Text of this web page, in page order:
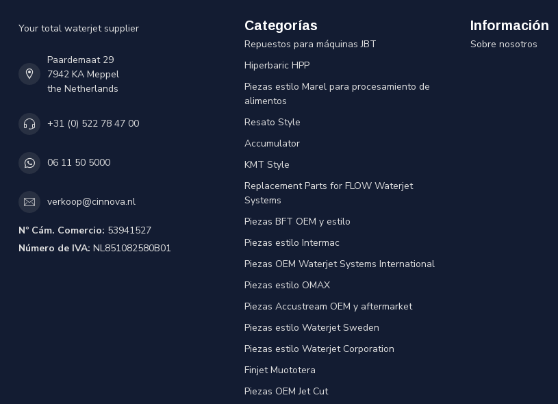
Your total waterjet supplier
Paardemaat 29
7942 KA Meppel
the Netherlands
+31 (0) 522 78 47 00
06 11 50 5000
verkoop@cinnova.nl
Nº Cám. Comercio: 53941527
Número de IVA: NL851082580B01
Categorías
Repuestos para máquinas JBT
Hiperbaric HPP
Piezas estilo Marel para procesamiento de
alimentos
Resato Style
Accumulator
KMT Style
Replacement Parts for FLOW Waterjet
Systems
Piezas BFT OEM y estilo
Piezas estilo Intermac
Piezas OEM Waterjet Systems International
Piezas estilo OMAX
Piezas Accustream OEM y aftermarket
Piezas estilo Waterjet Sweden
Piezas estilo Waterjet Corporation
Finjet Muototera
Piezas OEM Jet Cut
Información
Sobre nosotros